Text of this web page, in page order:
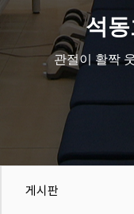
석
관절이 활짝
게시판